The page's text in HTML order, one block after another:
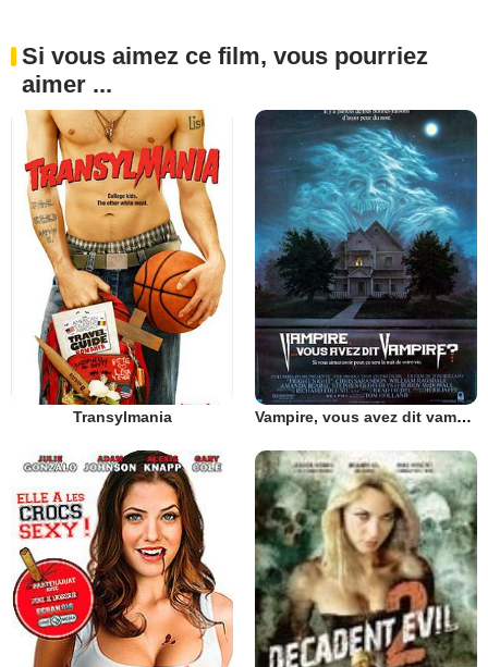
Si vous aimez ce film, vous pourriez
aimer ...
Transylmania Vampire, vous avez dit vampire ?